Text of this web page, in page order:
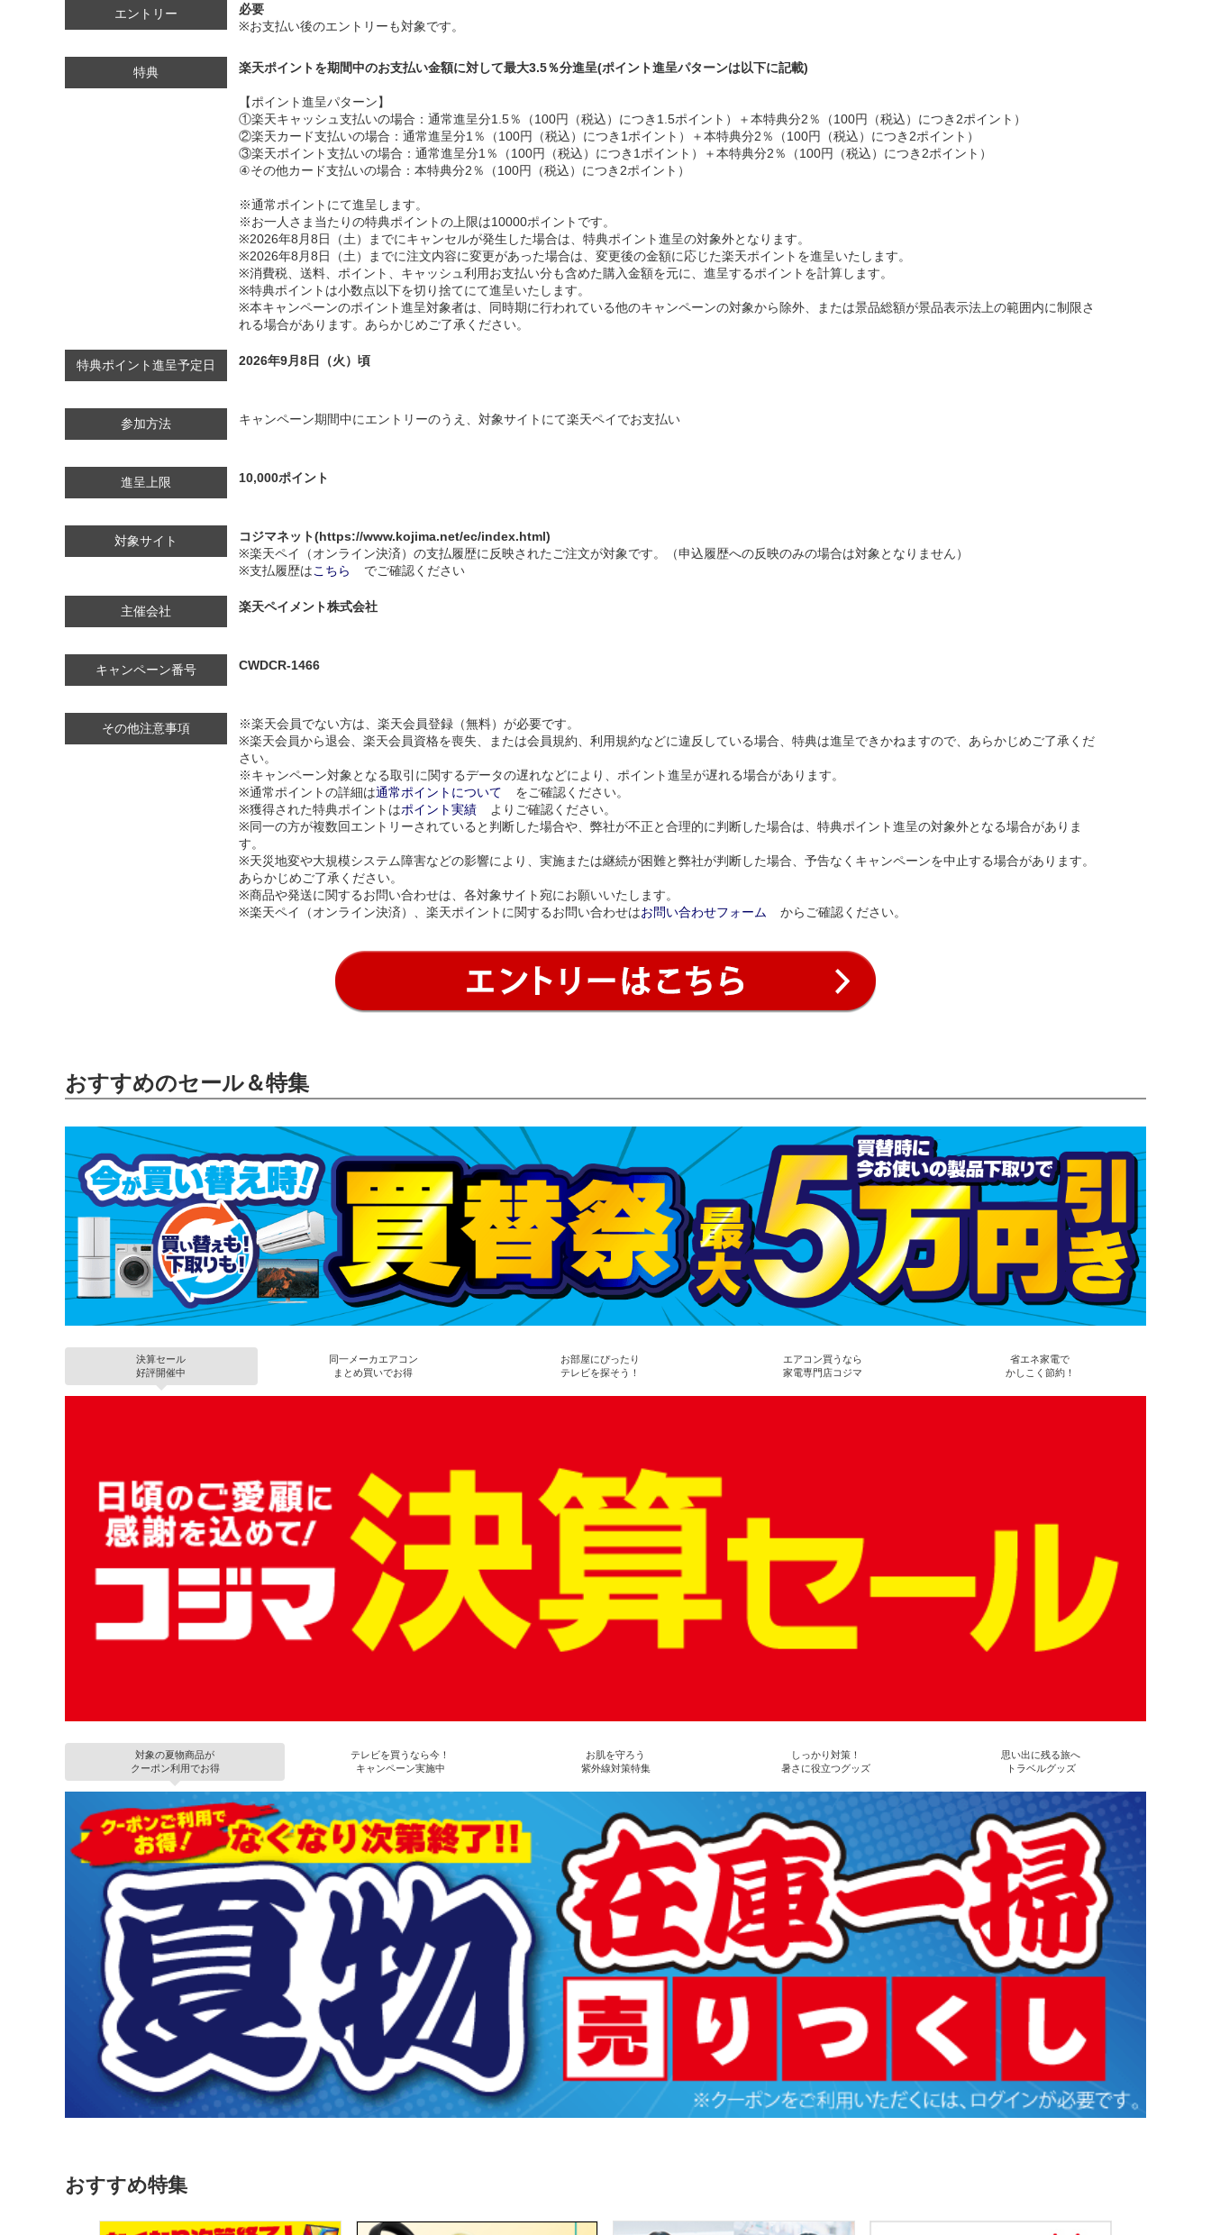
エントリー
必要
※お支払い後のエントリーも対象です。
特典 楽天ポイントを期間中のお支払い金額に対して最大3.5％分進呈(ポイント進呈パターンは以下に記載)
【ポイント進呈パターン】
①楽天キャッシュ支払いの場合：通常進呈分1.5％（100円（税込）につき1.5ポイント）＋本特典分2％（100円（税込）につき2ポイント）
②楽天カード支払いの場合：通常進呈分1％（100円（税込）につき1ポイント）＋本特典分2％（100円（税込）につき2ポイント）
③楽天ポイント支払いの場合：通常進呈分1％（100円（税込）につき1ポイント）＋本特典分2％（100円（税込）につき2ポイント）
④その他カード支払いの場合：本特典分2％（100円（税込）につき2ポイント）
※通常ポイントにて進呈します。
※お一人さま当たりの特典ポイントの上限は10000ポイントです。
※2026年8月8日（土）までにキャンセルが発生した場合は、特典ポイント進呈の対象外となります。
※2026年8月8日（土）までに注文内容に変更があった場合は、変更後の金額に応じた楽天ポイントを進呈いたします。
※消費税、送料、ポイント、キャッシュ利用お支払い分も含めた購入金額を元に、進呈するポイントを計算します。
※特典ポイントは小数点以下を切り捨てにて進呈いたします。
※本キャンペーンのポイント進呈対象者は、同時期に行われている他のキャンペーンの対象から除外、または景品総額が景品表示法上の範囲内に制限さ
れる場合があります。あらかじめご了承ください。
特典ポイント進呈予定日 2026年9月8日（火）頃
参加方法 キャンペーン期間中にエントリーのうえ、対象サイトにて楽天ペイでお支払い
進呈上限 10,000ポイント
対象サイト
コジマネット(https://www.kojima.net/ec/index.html)
※楽天ペイ（オンライン決済）の支払履歴に反映されたご注文が対象です。（申込履歴への反映のみの場合は対象となりません）
※支払履歴はこちら でご確認ください
主催会社 楽天ペイメント株式会社
キャンペーン番号 CWDCR-1466
その他注意事項
※楽天会員でない方は、楽天会員登録（無料）が必要です。
※楽天会員から退会、楽天会員資格を喪失、または会員規約、利用規約などに違反している場合、特典は進呈できかねますので、あらかじめご了承くだ
さい。
※キャンペーン対象となる取引に関するデータの遅れなどにより、ポイント進呈が遅れる場合があります。
※通常ポイントの詳細は通常ポイントについて
をご確認ください。
※獲得された特典ポイントはポイント実績
よりご確認ください。
※同一の方が複数回エントリーされていると判断した場合や、弊社が不正と合理的に判断した場合は、特典ポイント進呈の対象外となる場合がありま
す。
※天災地変や大規模システム障害などの影響により、実施または継続が困難と弊社が判断した場合、予告なくキャンペーンを中止する場合があります。
あらかじめご了承ください。
※商品や発送に関するお問い合わせは、各対象サイト宛にお願いいたします。
※楽天ペイ（オンライン決済）、楽天ポイントに関するお問い合わせはお問い合わせフォーム からご確認ください。
おすすめのセール＆特集
決算セール
好評開催中
同一メーカエアコン
まとめ買いでお得
お部屋にぴったり
テレビを探そう！
エアコン買うなら
家電専門店コジマ
省エネ家電で
かしこく節約！
対象の夏物商品が
クーポン利用でお得
テレビを買うなら今！
キャンペーン実施中
お肌を守ろう
紫外線対策特集
しっかり対策！
暑さに役立つグッズ
思い出に残る旅へ
トラベルグッズ
おすすめ特集